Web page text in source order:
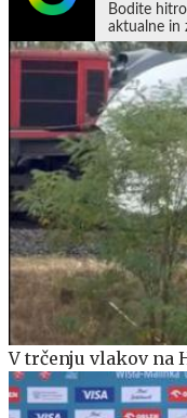
Bodite
aktualne in
V trčenju vlakov na